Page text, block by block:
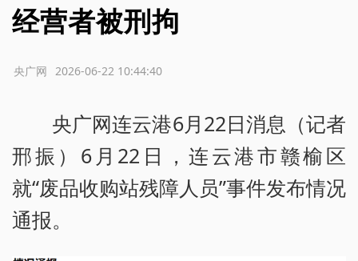
经营者被刑拘
2026-06-22 10:44:40
央广网
央广网连云港6月22日消息（记者
邢振）6月22日，连云港市赣榆区
就“废品收购站残障人员”事件发布情况
通报。